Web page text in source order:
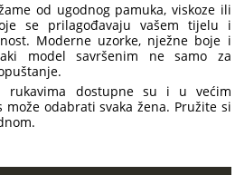
od ugodnog pamuka, viskoze ili
se prilagođavaju vašem tijelu i
Moderne uzorke, nježne boje i
model savršenim ne samo za
rukavima dostupne su i u većim
odabrati svaka žena. Pružite si